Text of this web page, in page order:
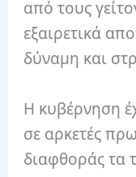
από τους
εξαιρετικά
δύναμη και
Η κυβέρνηση
σε αρκετές
διαφθοράς τα